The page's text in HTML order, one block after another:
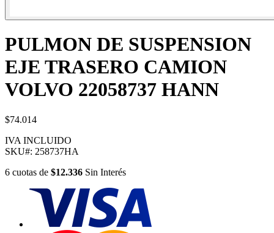
PULMON DE SUSPENSION
EJE TRASERO CAMION
VOLVO 22058737 HANN
$74.014
IVA INCLUIDO
SKU#: 258737HA
6 cuotas de $12.336 Sin Interés